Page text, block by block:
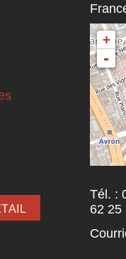
+
-
Tél. :
62 25